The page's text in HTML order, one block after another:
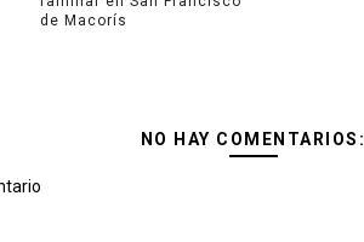
de Macorís
NO HAY COMENTARIOS: